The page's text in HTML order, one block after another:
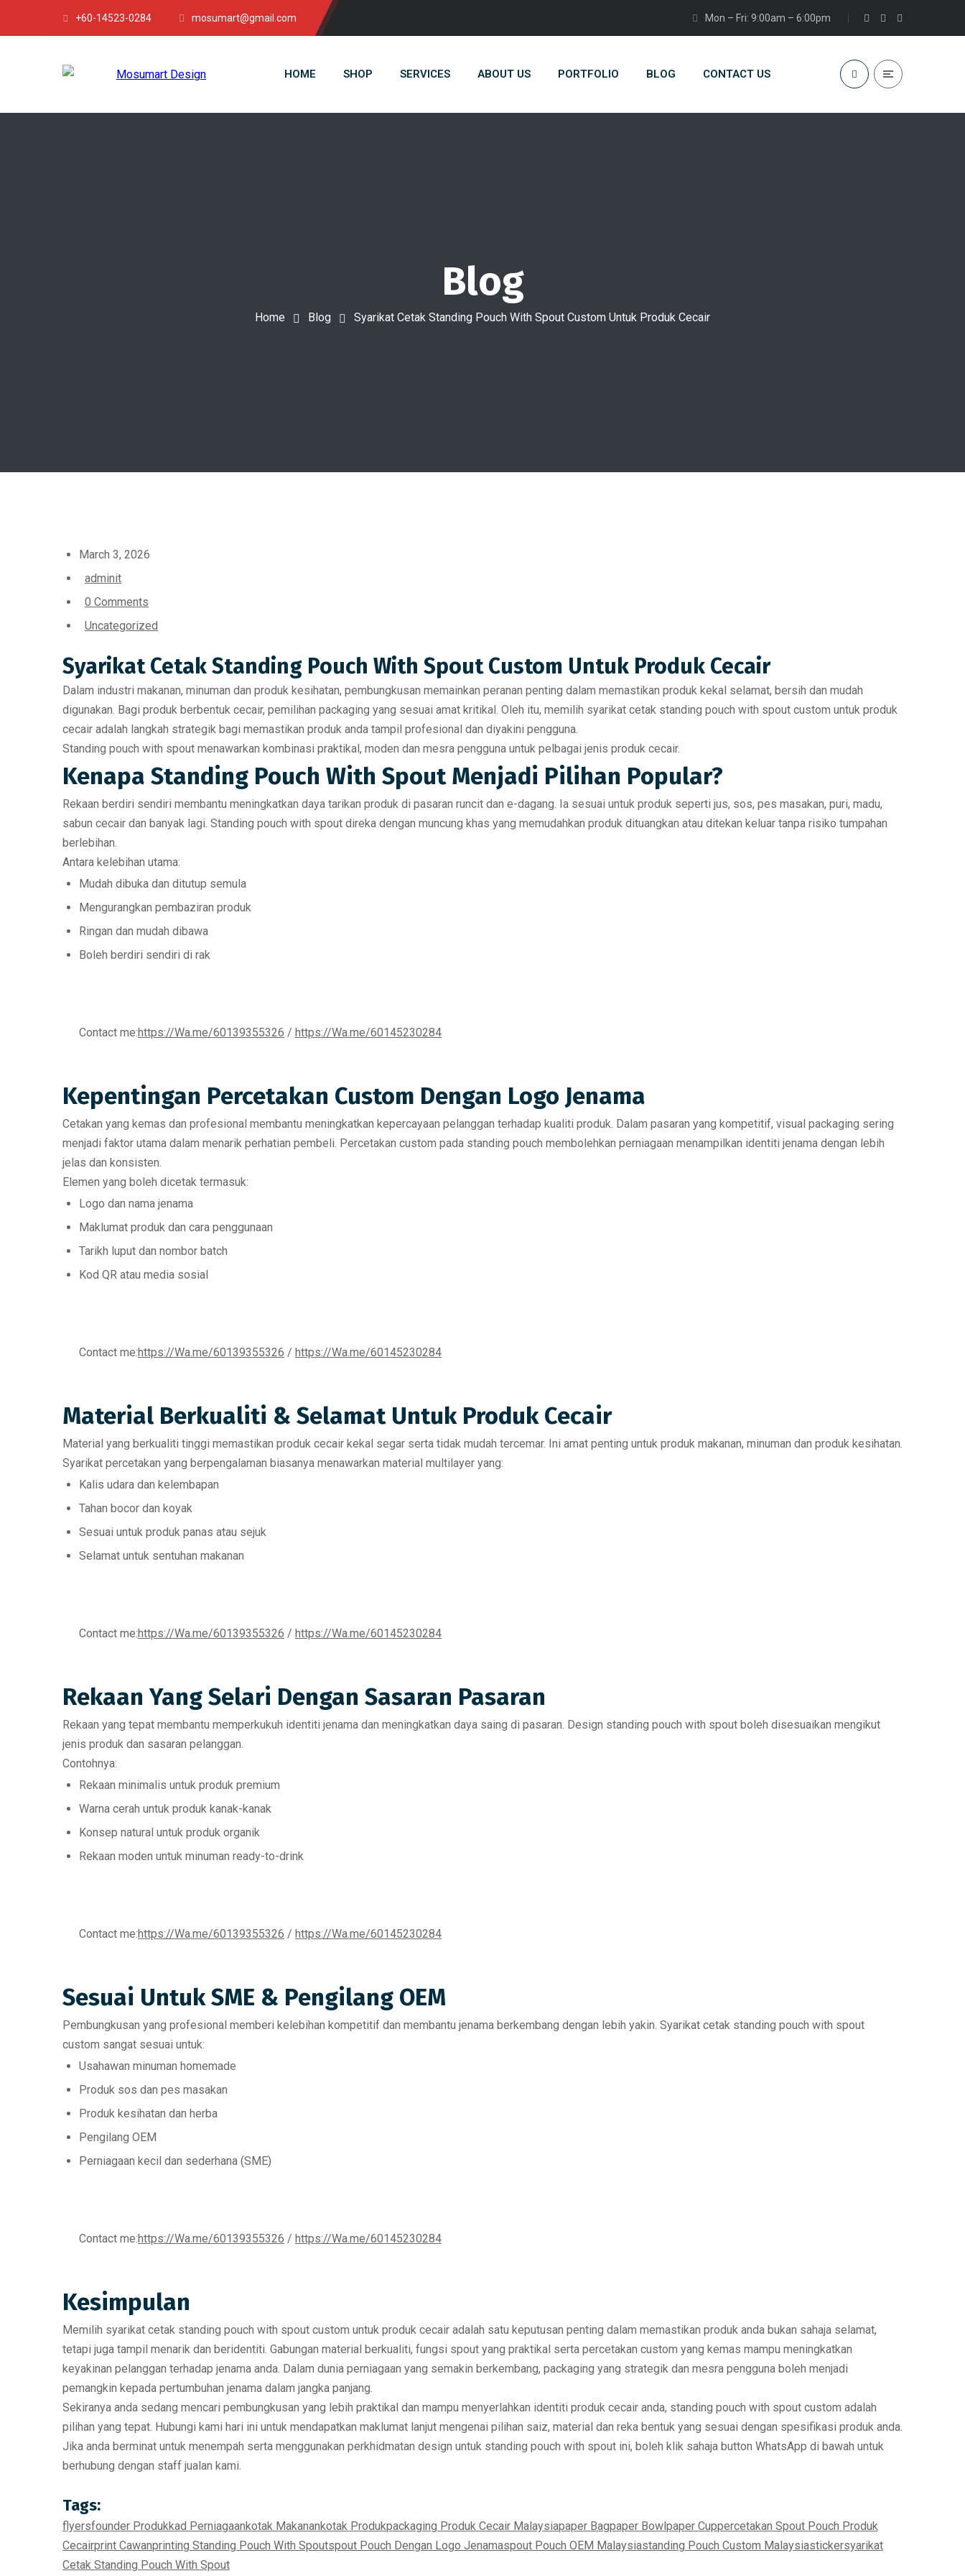
+60-14523-0284 mosumart@gmail.com Mon – Fri: 9:00am – 6:00pm
HOME SHOP SERVICES ABOUT US PORTFOLIO BLOG CONTACT US
Blog
Home Blog Syarikat Cetak Standing Pouch With Spout Custom Untuk Produk Cecair
March 3, 2026
adminit
0 Comments
Uncategorized
Syarikat Cetak Standing Pouch With Spout Custom Untuk Produk Cecair
Dalam industri makanan, minuman dan produk kesihatan, pembungkusan memainkan peranan penting dalam memastikan produk kekal selamat, bersih dan mudah
digunakan. Bagi produk berbentuk cecair, pemilihan packaging yang sesuai amat kritikal. Oleh itu, memilih syarikat cetak standing pouch with spout custom untuk produk
cecair adalah langkah strategik bagi memastikan produk anda tampil profesional dan diyakini pengguna.
Standing pouch with spout menawarkan kombinasi praktikal, moden dan mesra pengguna untuk pelbagai jenis produk cecair.
Kenapa Standing Pouch With Spout Menjadi Pilihan Popular?
Rekaan berdiri sendiri membantu meningkatkan daya tarikan produk di pasaran runcit dan e-dagang. Ia sesuai untuk produk seperti jus, sos, pes masakan, puri, madu,
sabun cecair dan banyak lagi. Standing pouch with spout direka dengan muncung khas yang memudahkan produk dituangkan atau ditekan keluar tanpa risiko tumpahan
berlebihan.
Antara kelebihan utama:
Mudah dibuka dan ditutup semula
Mengurangkan pembaziran produk
Ringan dan mudah dibawa
Boleh berdiri sendiri di rak
Contact me:https://Wa.me/60139355326 / https://Wa.me/60145230284
Kepentingan Percetakan Custom Dengan Logo Jenama
Cetakan yang kemas dan profesional membantu meningkatkan kepercayaan pelanggan terhadap kualiti produk. Dalam pasaran yang kompetitif, visual packaging sering
menjadi faktor utama dalam menarik perhatian pembeli. Percetakan custom pada standing pouch membolehkan perniagaan menampilkan identiti jenama dengan lebih
jelas dan konsisten.
Elemen yang boleh dicetak termasuk:
Logo dan nama jenama
Maklumat produk dan cara penggunaan
Tarikh luput dan nombor batch
Kod QR atau media sosial
Contact me:https://Wa.me/60139355326 / https://Wa.me/60145230284
Material Berkualiti & Selamat Untuk Produk Cecair
Material yang berkualiti tinggi memastikan produk cecair kekal segar serta tidak mudah tercemar. Ini amat penting untuk produk makanan, minuman dan produk kesihatan.
Syarikat percetakan yang berpengalaman biasanya menawarkan material multilayer yang:
Kalis udara dan kelembapan
Tahan bocor dan koyak
Sesuai untuk produk panas atau sejuk
Selamat untuk sentuhan makanan
Contact me:https://Wa.me/60139355326 / https://Wa.me/60145230284
Rekaan Yang Selari Dengan Sasaran Pasaran
Rekaan yang tepat membantu memperkukuh identiti jenama dan meningkatkan daya saing di pasaran. Design standing pouch with spout boleh disesuaikan mengikut
jenis produk dan sasaran pelanggan.
Contohnya:
Rekaan minimalis untuk produk premium
Warna cerah untuk produk kanak-kanak
Konsep natural untuk produk organik
Rekaan moden untuk minuman ready-to-drink
Contact me:https://Wa.me/60139355326 / https://Wa.me/60145230284
Sesuai Untuk SME & Pengilang OEM
Pembungkusan yang profesional memberi kelebihan kompetitif dan membantu jenama berkembang dengan lebih yakin. Syarikat cetak standing pouch with spout
custom sangat sesuai untuk:
Usahawan minuman homemade
Produk sos dan pes masakan
Produk kesihatan dan herba
Pengilang OEM
Perniagaan kecil dan sederhana (SME)
Contact me:https://Wa.me/60139355326 / https://Wa.me/60145230284
Kesimpulan
Memilih syarikat cetak standing pouch with spout custom untuk produk cecair adalah satu keputusan penting dalam memastikan produk anda bukan sahaja selamat,
tetapi juga tampil menarik dan beridentiti. Gabungan material berkualiti, fungsi spout yang praktikal serta percetakan custom yang kemas mampu meningkatkan
keyakinan pelanggan terhadap jenama anda. Dalam dunia perniagaan yang semakin berkembang, packaging yang strategik dan mesra pengguna boleh menjadi
pemangkin kepada pertumbuhan jenama dalam jangka panjang.
Sekiranya anda sedang mencari pembungkusan yang lebih praktikal dan mampu menyerlahkan identiti produk cecair anda, standing pouch with spout custom adalah
pilihan yang tepat. Hubungi kami hari ini untuk mendapatkan maklumat lanjut mengenai pilihan saiz, material dan reka bentuk yang sesuai dengan spesifikasi produk anda.
Jika anda berminat untuk menempah serta menggunakan perkhidmatan design untuk standing pouch with spout ini, boleh klik sahaja button WhatsApp di bawah untuk
berhubung dengan staff jualan kami.
Tags:
flyersfounder Produkkad Perniagaankotak Makanankotak Produkpackaging Produk Cecair Malaysiapaper Bagpaper Bowlpaper Cuppercetakan Spout Pouch Produk
Cecairprint Cawanprinting Standing Pouch With Spoutspout Pouch Dengan Logo Jenamaspout Pouch OEM Malaysiastanding Pouch Custom Malaysiastickersyarikat
Cetak Standing Pouch With Spout